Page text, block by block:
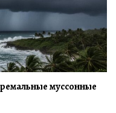
муссонные